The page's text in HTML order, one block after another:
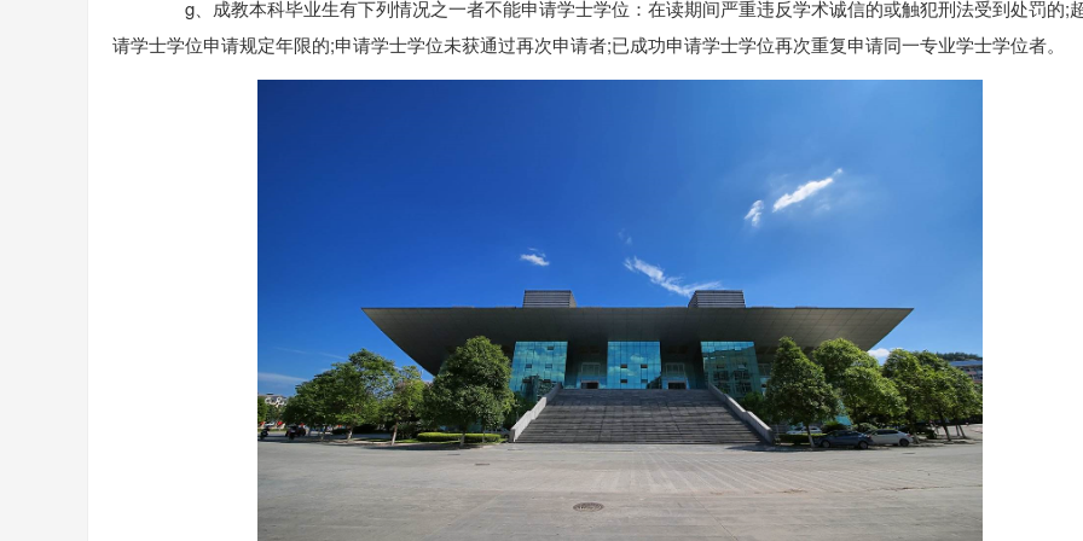
g、成教本科毕业生有下列情况之一者不能申请学士学位：在读期间严重违反学术诚信的或触犯刑法受到处罚的;
请学士学位申请规定年限的;申请学士学位未获通过再次申请者;已成功申请学士学位再次重复申请同一专业学士学位者。